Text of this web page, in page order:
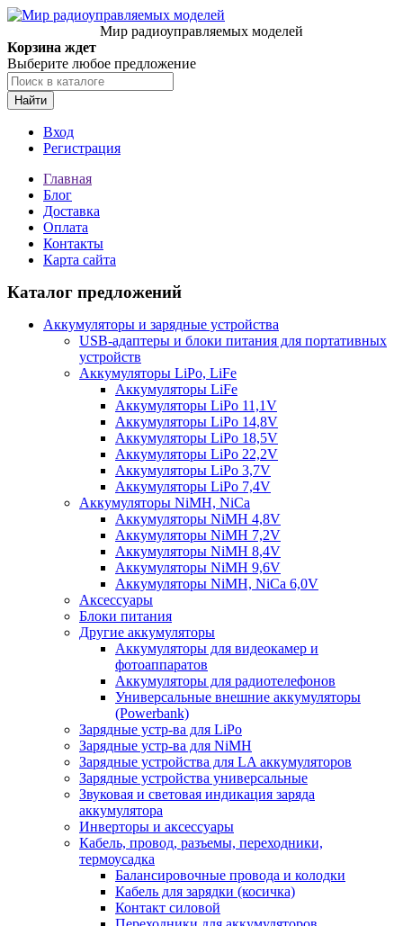
Мир радиоуправляемых моделей
Корзина ждет
Выберите любое предложение
Найти
Вход
Регистрация
Главная
Блог
Доставка
Оплата
Контакты
Карта сайта
Каталог предложений
Аккумуляторы и зарядные устройства
USB-адаптеры и блоки питания для портативных
устройств
Аккумуляторы LiPo, LiFe
Аккумуляторы LiFe
Аккумуляторы LiPo 11,1V
Аккумуляторы LiPo 14,8V
Аккумуляторы LiPo 18,5V
Аккумуляторы LiPo 22,2V
Аккумуляторы LiPo 3,7V
Аккумуляторы LiPo 7,4V
Аккумуляторы NiMH, NiCa
Аккумуляторы NiMH 4,8V
Аккумуляторы NiMH 7,2V
Аккумуляторы NiMH 8,4V
Аккумуляторы NiMH 9,6V
Аккумуляторы NiMH, NiCa 6,0V
Аксессуары
Блоки питания
Другие аккумуляторы
Аккумуляторы для видеокамер и
фотоаппаратов
Аккумуляторы для радиотелефонов
Универсальные внешние аккумуляторы
(Powerbank)
Зарядные устр-ва для LiPo
Зарядные устр-ва для NiMH
Зарядные устройства для LA аккумуляторов
Зарядные устройства универсальные
Звуковая и световая индикация заряда
аккумулятора
Инверторы и аксессуары
Кабель, провод, разъемы, переходники,
термоусадка
Балансировочные провода и колодки
Кабель для зарядки (косичка)
Контакт силовой